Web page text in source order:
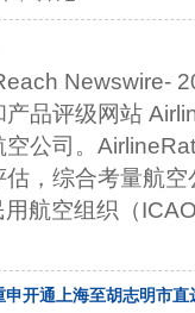
Newswire-
品评级网站
空公司。
，综合考量航
航空组织（
开通上海至胡志明市直